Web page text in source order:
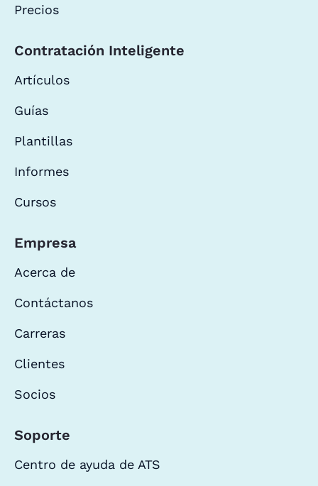
Precios
Contratación Inteligente
Artículos
Guías
Plantillas
Informes
Cursos
Empresa
Acerca de
Contáctanos
Carreras
Clientes
Socios
Soporte
Centro de ayuda de ATS